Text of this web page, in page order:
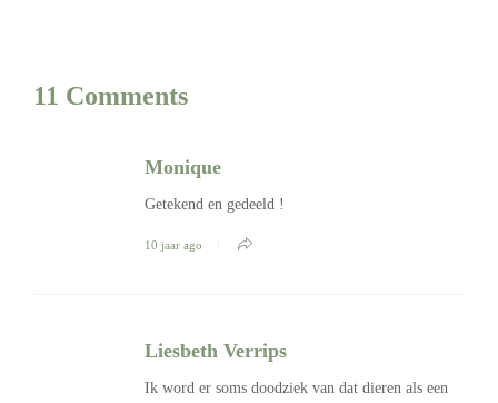
11 Comments
Monique
Getekend en gedeeld !
10 jaar ago
Liesbeth Verrips
Ik word er soms doodziek van dat dieren als een